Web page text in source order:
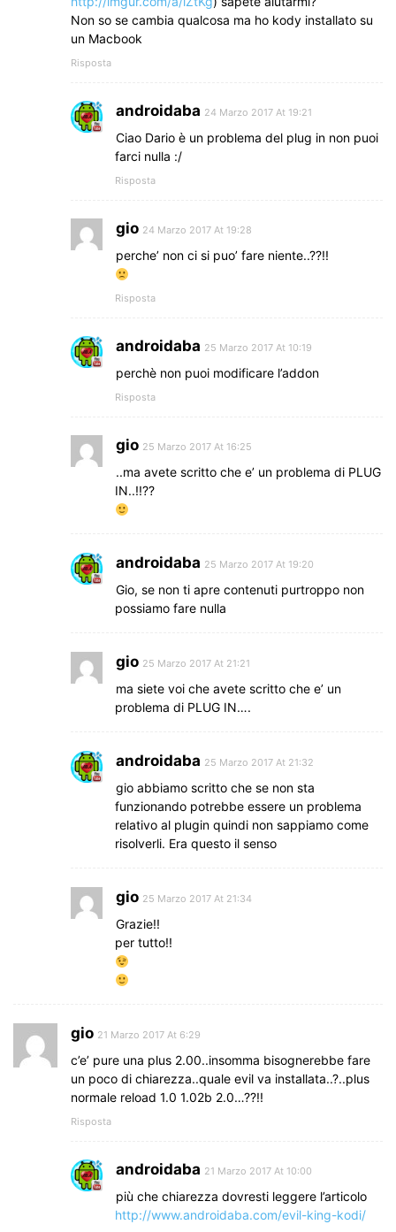
Non so se cambia qualcosa ma ho kody installato su
un Macbook
Risposta
androidaba 24 Marzo 2017 At 19:21
Ciao Dario è un problema del plug in non puoi
farci nulla :/
Risposta
gio 24 Marzo 2017 At 19:28
perche’ non ci si puo’ fare niente..??!!
Risposta
androidaba 25 Marzo 2017 At 10:19
perchè non puoi modificare l’addon
Risposta
gio 25 Marzo 2017 At 16:25
..ma avete scritto che e’ un problema di PLUG
IN..!!??
androidaba 25 Marzo 2017 At 19:20
Gio, se non ti apre contenuti purtroppo non
possiamo fare nulla
gio 25 Marzo 2017 At 21:21
ma siete voi che avete scritto che e’ un
problema di PLUG IN….
androidaba 25 Marzo 2017 At 21:32
gio abbiamo scritto che se non sta
funzionando potrebbe essere un problema
relativo al plugin quindi non sappiamo come
risolverli. Era questo il senso
gio 25 Marzo 2017 At 21:34
Grazie!!
per tutto!!
gio 21 Marzo 2017 At 6:29
c’e’ pure una plus 2.00..insomma bisognerebbe fare
un poco di chiarezza..quale evil va installata..?..plus
normale reload 1.0 1.02b 2.0…??!!
Risposta
androidaba 21 Marzo 2017 At 10:00
più che chiarezza dovresti leggere l’articolo
http://www.androidaba.com/evil-king-kodi/